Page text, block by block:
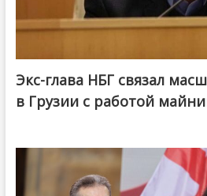
Экс-глава НБГ связал
в Грузии с работой